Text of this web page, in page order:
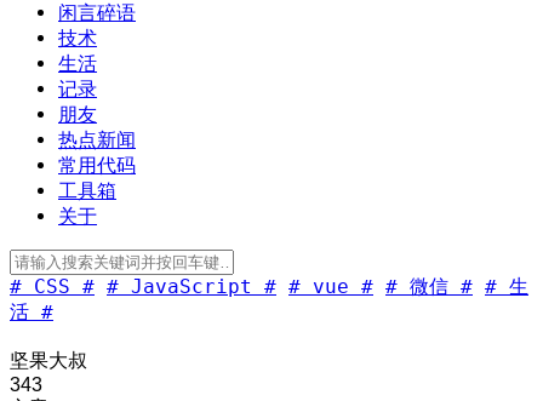
闲言碎语
技术
生活
记录
朋友
热点新闻
常用代码
工具箱
关于
# CSS # # JavaScript # # vue # # 微信 # # 生
活 #
坚果大叔
343